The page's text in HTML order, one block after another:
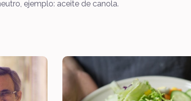
ejemplo: aceite de canola.